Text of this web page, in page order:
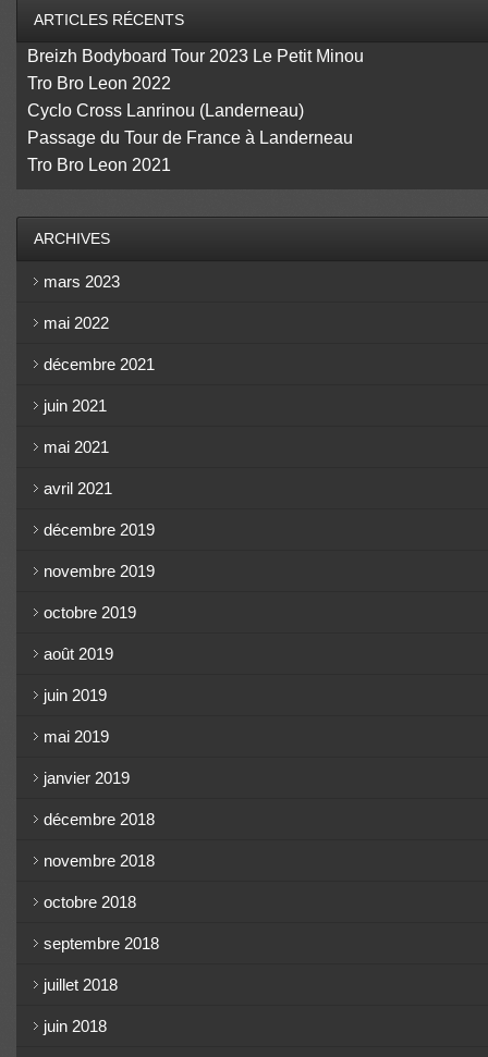
ARTICLES RÉCENTS
Breizh Bodyboard Tour 2023 Le Petit Minou
Tro Bro Leon 2022
Cyclo Cross Lanrinou (Landerneau)
Passage du Tour de France à Landerneau
Tro Bro Leon 2021
ARCHIVES
mars 2023
mai 2022
décembre 2021
juin 2021
mai 2021
avril 2021
décembre 2019
novembre 2019
octobre 2019
août 2019
juin 2019
mai 2019
janvier 2019
décembre 2018
novembre 2018
octobre 2018
septembre 2018
juillet 2018
juin 2018